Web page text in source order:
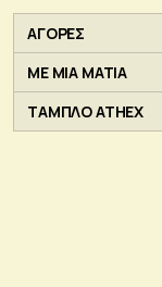
ΑΓΟΡΕΣ
ΜΕ ΜΙΑ ΜΑΤΙΑ
ΤΑΜΠΛΟ ATHEX